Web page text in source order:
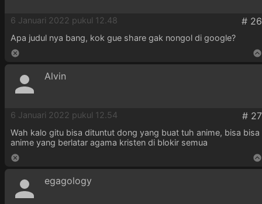
6 Januari 2022 pukul 12.48
Apa judul nya bang, kok gue share gak nongol di google?
Alvin
6 Januari 2022 pukul 12.54
Wah kalo gitu bisa dituntut dong yang buat tuh anime, bisa bisa
anime yang berlatar agama kristen di blokir semua
egagology